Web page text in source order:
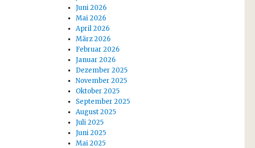
Juni 2026
Mai 2026
April 2026
März 2026
Februar 2026
Januar 2026
Dezember 2025
November 2025
Oktober 2025
September 2025
August 2025
Juli 2025
Juni 2025
Mai 2025